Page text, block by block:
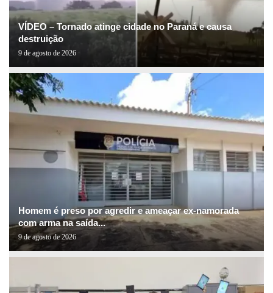
VÍDEO – Tornado atinge cidade no Paraná e causa
destruição
9 de agosto de 2026
Homem é preso por agredir e ameaçar ex-namorada
com arma na saída...
9 de agosto de 2026